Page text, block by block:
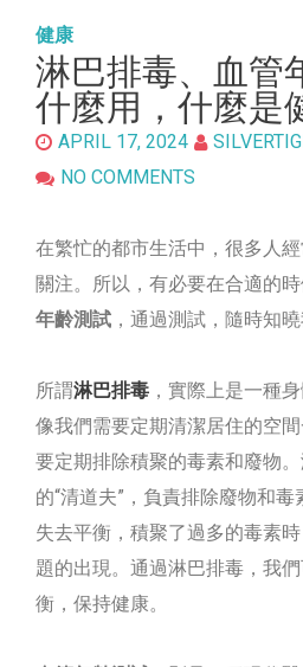
健康
淋巴排毒、血管
什麼用，什麼是
APRIL 17, 2024
NO COMMENTS
在繁忙的都市生活中，很多人
關注。所以，有必要在合適的
年齡測試 ，通過測試，隨時知
所謂淋巴排毒 ，實際上是一種
像我們需要定期清潔居住的空
要定期排除積聚的毒素和廢物
的“清道夫”，負責排除廢物和
失去平衡，積聚了過多的毒素
題的出現。通過淋巴排毒，我
衡，保持健康。